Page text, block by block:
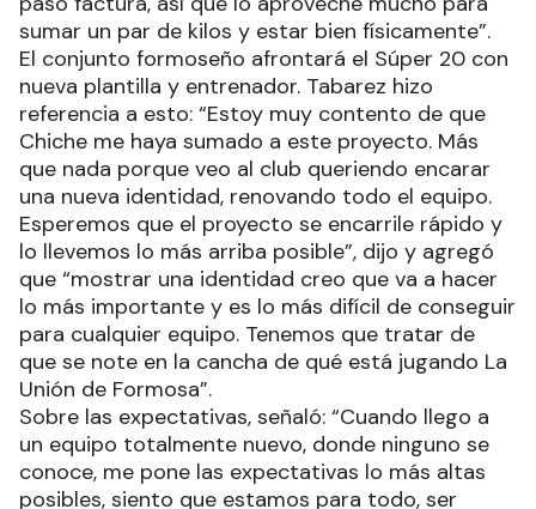
sumar un par de kilos y estar bien físicamente”.
El conjunto formoseño afrontará el Súper 20 con
nueva plantilla y entrenador. Tabarez hizo
referencia a esto: “Estoy muy contento de que
Chiche me haya sumado a este proyecto. Más
que nada porque veo al club queriendo encarar
una nueva identidad, renovando todo el equipo.
Esperemos que el proyecto se encarrile rápido y
lo llevemos lo más arriba posible”, dijo y agregó
que “mostrar una identidad creo que va a hacer
lo más importante y es lo más difícil de conseguir
para cualquier equipo. Tenemos que tratar de
que se note en la cancha de qué está jugando La
Unión de Formosa”.
Sobre las expectativas, señaló: “Cuando llego a
un equipo totalmente nuevo, donde ninguno se
conoce, me pone las expectativas lo más altas
posibles, siento que estamos para todo, ser